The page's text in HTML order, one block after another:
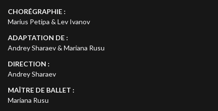
CHORÉGRAPHIE :
Marius Petipa & Lev Ivanov
ADAPTATION DE :
Andrey Sharaev & Mariana Rusu
DIRECTION :
Andrey Sharaev
MAÎTRE DE BALLET :
Mariana Rusu